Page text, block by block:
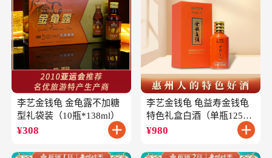
李艺金钱龟 金龟露不加糖
型礼袋装（10瓶*138ml）
¥308
李艺金钱龟 龟益寿金钱龟
特色礼盒白酒（单瓶125ml
礼盒装）
¥980